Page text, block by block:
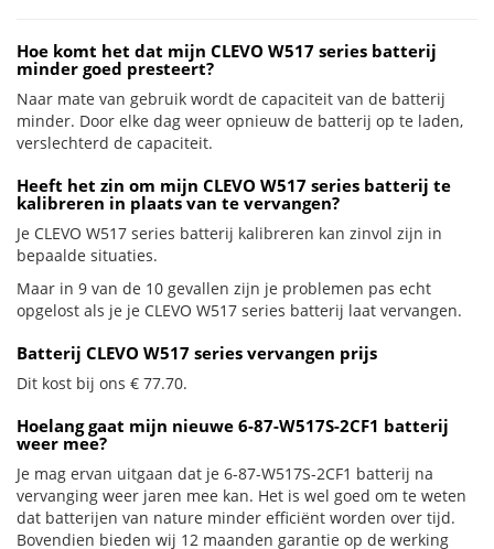
Hoe komt het dat mijn CLEVO W517 series batterij
minder goed presteert?
Naar mate van gebruik wordt de capaciteit van de batterij
minder. Door elke dag weer opnieuw de batterij op te laden,
verslechterd de capaciteit.
Heeft het zin om mijn CLEVO W517 series batterij te
kalibreren in plaats van te vervangen?
Je CLEVO W517 series batterij kalibreren kan zinvol zijn in
bepaalde situaties.
Maar in 9 van de 10 gevallen zijn je problemen pas echt
opgelost als je je CLEVO W517 series batterij laat vervangen.
Batterij CLEVO W517 series vervangen prijs
Dit kost bij ons € 77.70.
Hoelang gaat mijn nieuwe 6-87-W517S-2CF1 batterij
weer mee?
Je mag ervan uitgaan dat je 6-87-W517S-2CF1 batterij na
vervanging weer jaren mee kan. Het is wel goed om te weten
dat batterijen van nature minder efficiënt worden over tijd.
Bovendien bieden wij 12 maanden garantie op de werking